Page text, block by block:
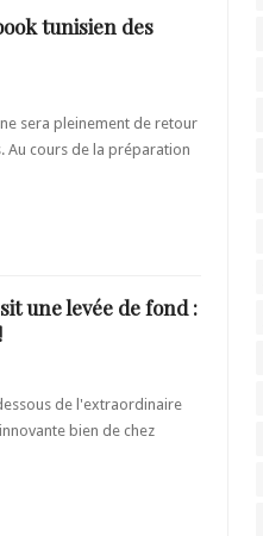
tunisien des
sera pleinement de retour
Au cours de la préparation
une levée de fond :
de l'extraordinaire
bien de chez